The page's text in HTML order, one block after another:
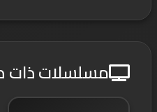
مسلسلات ذات